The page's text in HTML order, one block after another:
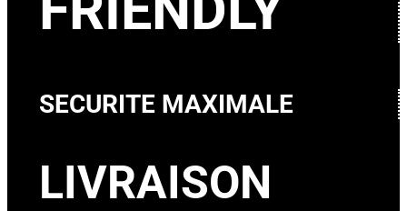
SECURITE MAXIMALE
LIVRAISON